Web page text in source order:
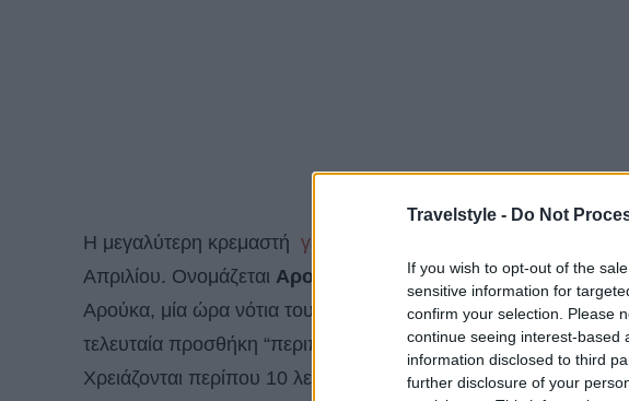
Travelstyle - Do Not
If you wish to opt-out of the
sensitive information for
confirm your selection. Please
continue seeing interest-based
information disclosed to third
further disclosure of your
Η μεγαλύτερη κρεμαστή γέφυρα
Απριλίου. Ονομάζεται Αρούκα 516
καθώς έχει μήκος 516
Αρούκα, μία ώρα νότια του Πόρτο – συνδέει τον καταρράκτη
τελευταία προσθήκη “περιπέτειας” στο γεωπάρκο Arouca,
Χρειάζονται περίπου 10 λεπτά για να τη διασχίσει κάποιος